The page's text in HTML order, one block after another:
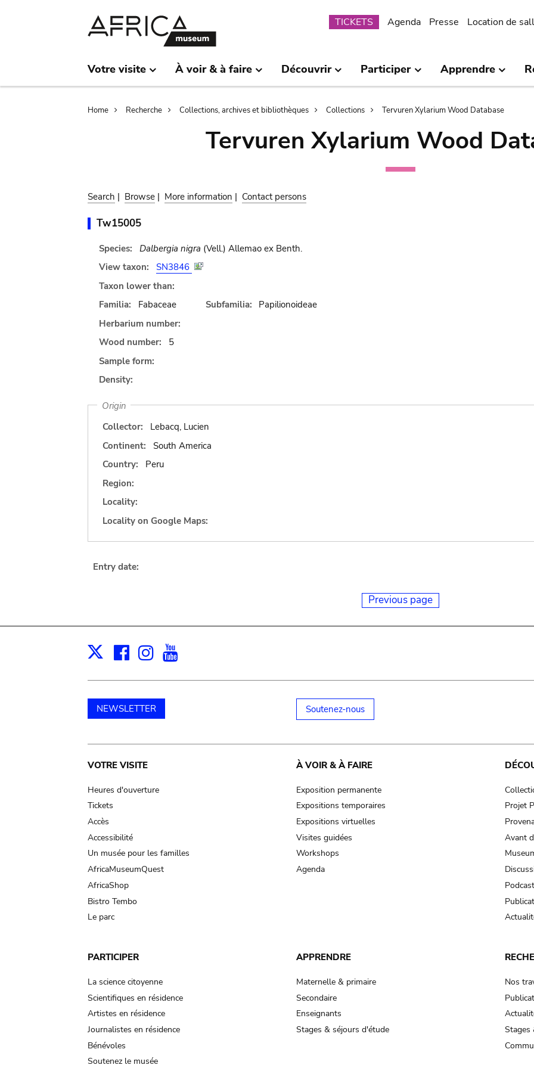
Submenu
TICKETS Agenda Presse Location de
Votre visite À voir & à faire Découvrir Participer Apprendre
Breadcrumb
Home Recherche Collections, archives et bibliothèques Collections Tervuren Xylarium Wood Database
Tervuren Xylarium Wood
Search | Browse | More information | Contact persons
Tw15005
Species: Dalbergia nigra (Vell.) Allemao ex Benth.
View taxon:
SN3846
Taxon lower than:
Familia:
Fabaceae Subfamilia:
Papilionoideae
Herbarium number:
Wood number:
5
Sample form:
Density:
Origin
Collector:
Lebacq, Lucien
Continent:
South America
Country:
Peru
Region:
Locality:
Locality on Google Maps:
Entry date:
Previous page
X Facebook
Instagram
NEWSLETTER Soutenez-nous
Main
navigation
VOTRE VISITE
Heures d'ouverture
Tickets
Accès
Accessibilité
Un musée pour les familles
AfricaMuseumQuest
AfricaShop
Bistro Tembo
Le parc
À VOIR & À FAIRE
Exposition permanente
Expositions temporaires
Expositions virtuelles
Visites guidées
Workshops
Agenda
Projet
Avant
PARTICIPER
La science citoyenne
Scientifiques en résidence
Artistes en résidence
Journalistes en résidence
Bénévoles
Soutenez le musée
APPRENDRE
Maternelle & primaire
Secondaire
Enseignants
Stages & séjours d'étude
Nos
Stages